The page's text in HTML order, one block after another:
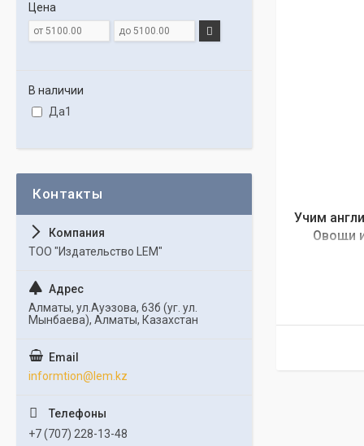
Учим
Овощи
Цена
В наличии
Да1
ТОО "Издательство LEM"
Алматы, ул.Ауэзова, 63б (уг. ул.
Мынбаева), Алматы, Казахстан
informtion@lem.kz
+7 (707) 228-13-48